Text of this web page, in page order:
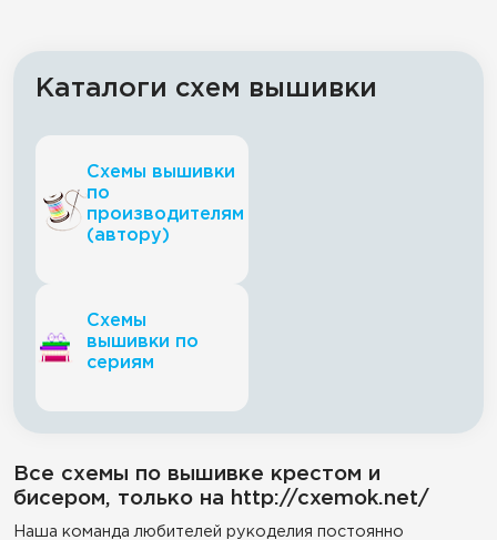
Каталоги схем вышивки
Схемы вышивки
по
производителям
(автору)
Схемы
вышивки по
сериям
Все схемы по вышивке крестом и
бисером, только на http://cxemok.net/
Наша команда любителей рукоделия постоянно